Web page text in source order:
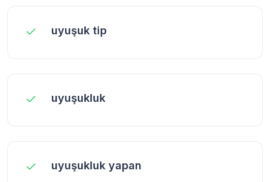
uyuşuk tip
uyuşukluk
uyuşukluk yapan